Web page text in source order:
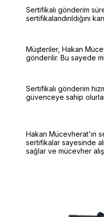
Sertifikalı gönderim
sertifikalandırıldığını
Müşteriler, Hakan
gönderilir. Bu sayede
Sertifikalı gönderim
güvenceye sahip
Hakan Mücevherat'ın
sertifikalar sayesinde
sağlar ve mücevher